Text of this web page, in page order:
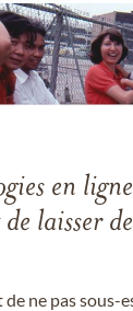
en
laisser
ne pas sous-